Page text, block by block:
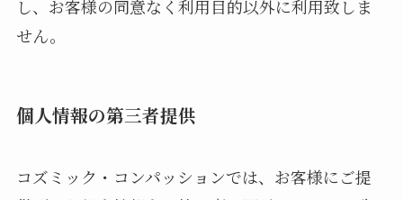
し、お客様の同意なく利用目的以外に利用致しま
せん。
個人情報の第三者提供
コズミック・コンパッションでは、お客様にご提